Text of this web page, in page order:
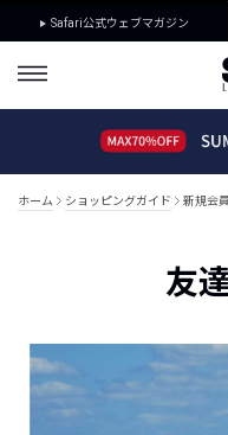
Safari公式ウェブマガジン
ホーム ショッピングガイド 新規会
友